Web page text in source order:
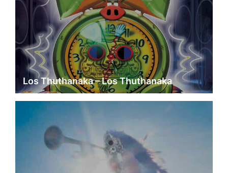
Los Thuthanaka – Los Thuthanaka